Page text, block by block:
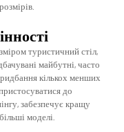
туристичний стіл,
майбутні, часто
кількох менших
до
забезпечує кращу
моделі.